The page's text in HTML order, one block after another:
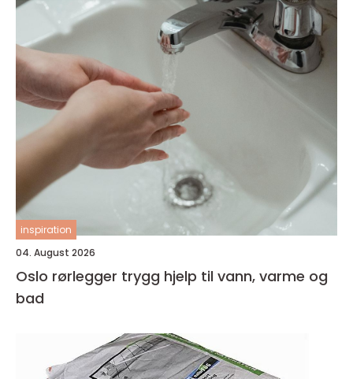
inspiration
04. August 2026
Oslo rørlegger trygg hjelp til vann, varme og
bad